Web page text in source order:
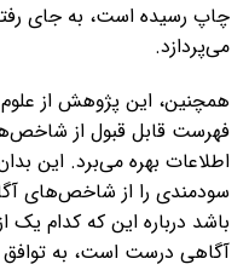
چاپ رسیده است، به جای
می‌پردازد.
همچنین، این پژوهش از
فهرست قابل قبول از
اطلاعات بهره می‌برد. این
سودمندی را از شاخص‌های
باشد درباره این که کدام یک
آگاهی درست است، به